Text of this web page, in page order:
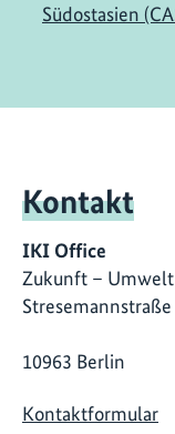
Südostasien
Kontakt
IKI Office
Zukunft – Umwelt
10963 Berlin
Kontaktformular